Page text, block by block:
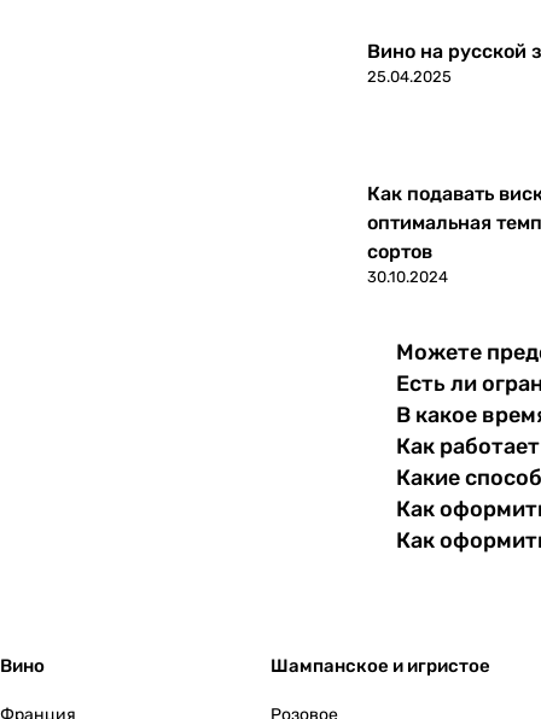
Вино на русской
25.04.2025
Как подавать
оптимальная
сортов
30.10.2024
Можете
Есть ли
В какое
Как
Какие
Как
Как
Вино
Франция
Шампанское и игристое
Розовое